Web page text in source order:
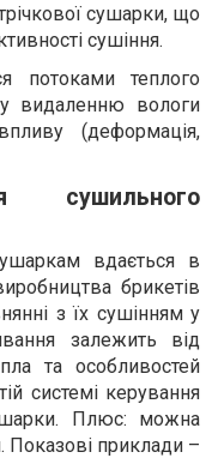
сушарки, що
сушіння.
потоками теплого
видаленню вологи
(деформація,
сушильного
вдається в
брикетів
з їх сушінням у
залежить від
та особливостей
системі керування
Плюс: можна
Показові приклади –